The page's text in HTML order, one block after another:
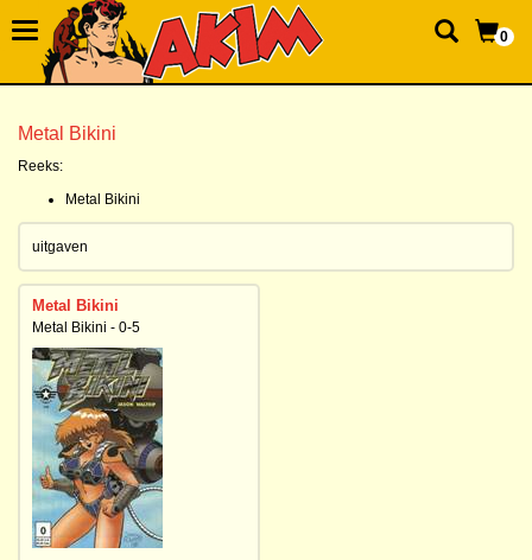
0
Metal Bikini
Reeks:
Metal Bikini
uitgaven
Metal Bikini
Metal Bikini - 0-5